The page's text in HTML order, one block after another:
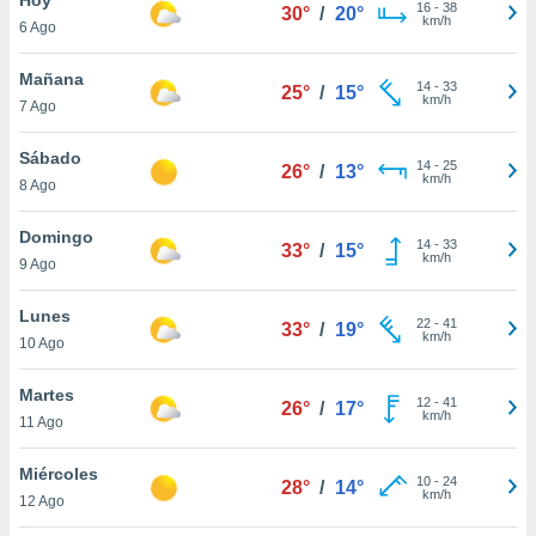
en
más
nuestra
de
cookies
aceptar
6 Ago
30° / 20° 16- 38
km/h
Mañana
7 Ago
25° / 15° 14- 33
km/h
Sábado
8 Ago
26° / 13° 14- 25
km/h
Domingo
9 Ago
33° / 15° 14- 33
km/h
Lunes
10 Ago
33° / 19° 22- 41
km/h
Martes
11 Ago
26° / 17° 12- 41
km/h
Miércoles
12 Ago
28° / 14° 10- 24
km/h